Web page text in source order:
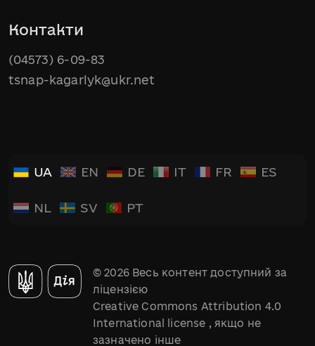
Контакти
(04573) 6-09-83
tsnap-kagarlyk@ukr.net
UA EN DE IT FR ES
NL SV PT
© 2026 Весь контент доступний за
ліцензією
Creative Commons Attribution 4.0
International license , якщо не
зазначено інше